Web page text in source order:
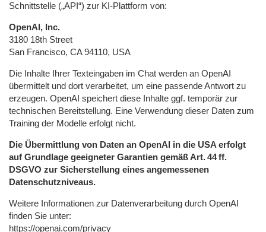
Schnittstelle („API“) zur KI-Plattform von:
OpenAI, Inc.
3180 18th Street
San Francisco, CA 94110, USA
Die Inhalte Ihrer Texteingaben im Chat werden an OpenAI
übermittelt und dort verarbeitet, um eine passende Antwort zu
erzeugen. OpenAI speichert diese Inhalte ggf. temporär zur
technischen Bereitstellung. Eine Verwendung dieser Daten zum
Training der Modelle erfolgt nicht.
Die Übermittlung von Daten an OpenAI in die USA erfolgt
auf Grundlage geeigneter Garantien gemäß Art. 44 ff.
DSGVO zur Sicherstellung eines angemessenen
Datenschutzniveaus.
Weitere Informationen zur Datenverarbeitung durch OpenAI
finden Sie unter:
https://openai.com/privacy